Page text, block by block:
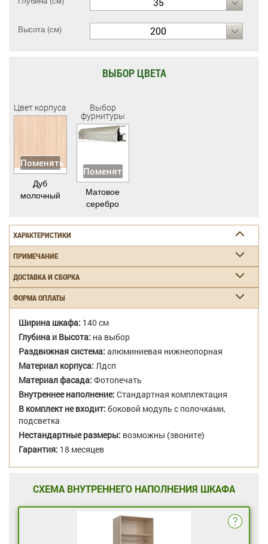
Высота (см) 200
ВЫБОР ЦВЕТА
Цвет корпуса
Поменять
Дуб
молочный
Выбор
фурнитуры
Поменять
Матовое
серебро
ХАРАКТЕРИСТИКИ
ПРИМЕЧАНИЕ
ДОСТАВКА И СБОРКА
ФОРМА ОПЛАТЫ
Ширина шкафа: 140 см
Глубина и Высота: на выбор
Раздвижная система: алюминиевая нижнеопорная
Материал корпуса: Лдсп
Материал фасада: Фотопечать
Внутреннее наполнение: Стандартная комплектация
В комплект не входит: боковой модуль с полочками,
подсветка
Нестандартные размеры: возможны (звоните)
Гарантия: 18 месяцев
СХЕМА ВНУТРЕННЕГО НАПОЛНЕНИЯ ШКАФА